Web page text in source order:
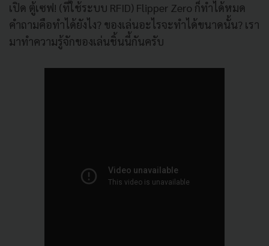
เปิด ตู้เซฟ! (ที่ใช้ระบบ RFID) Flipper Zero ก็ทำได้หมด
คำถามคือทำได้ยังไง? ของเล่นอะไรจะทำได้ขนาดนั้น? เรา
มาทำความรู้จักของเล่นชิ้นนี้กันครับ